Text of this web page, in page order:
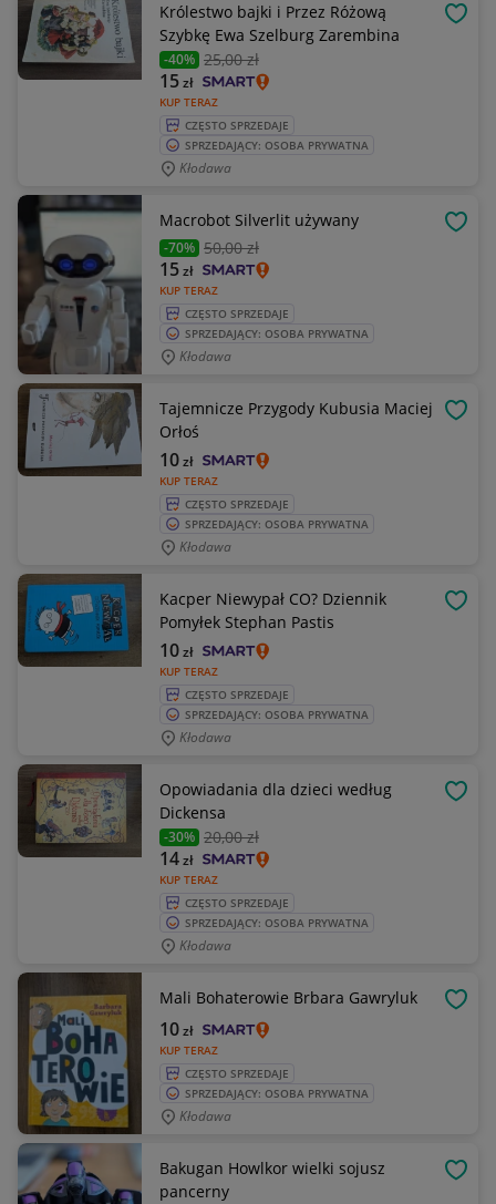
Królestwo bajki i Przez Różową
Szybkę Ewa Szelburg Zarembina
-40% 25,00 zł
KUP TERAZ
15zł
CZĘSTO SPRZEDAJE
SPRZEDAJĄCY: OSOBA PRYWATNA
Kłodawa
Macrobot Silverlit używany
-70% 50,00 zł
KUP TERAZ
15zł
CZĘSTO SPRZEDAJE
SPRZEDAJĄCY: OSOBA PRYWATNA
Kłodawa
Tajemnicze Przygody Kubusia Maciej
Orłoś
KUP TERAZ
10zł
CZĘSTO SPRZEDAJE
SPRZEDAJĄCY: OSOBA PRYWATNA
Kłodawa
Kacper Niewypał CO? Dziennik
Pomyłek Stephan Pastis
KUP TERAZ
10zł
CZĘSTO SPRZEDAJE
SPRZEDAJĄCY: OSOBA PRYWATNA
Kłodawa
Opowiadania dla dzieci według
Dickensa
-30% 20,00 zł
KUP TERAZ
14zł
CZĘSTO SPRZEDAJE
SPRZEDAJĄCY: OSOBA PRYWATNA
Kłodawa
Mali Bohaterowie Brbara Gawryluk
KUP TERAZ
10zł
CZĘSTO SPRZEDAJE
SPRZEDAJĄCY: OSOBA PRYWATNA
Kłodawa
Bakugan Howlkor wielki sojusz
pancerny